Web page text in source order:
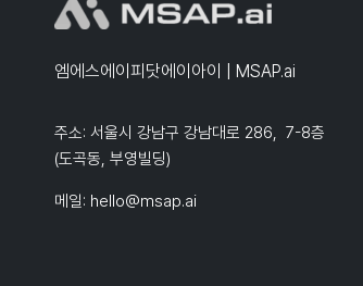
엠에스에이피닷에이아이 | MSAP.ai
주소: 서울시 강남구 강남대로 286, 7-8층
(도곡동, 부영빌딩)
메일: hello@msap.ai